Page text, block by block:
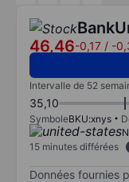
46,46-0,17 / -
Intervalle de 52
35,10
SymboleBKU:xnys
15 minutes différées
Données fournies